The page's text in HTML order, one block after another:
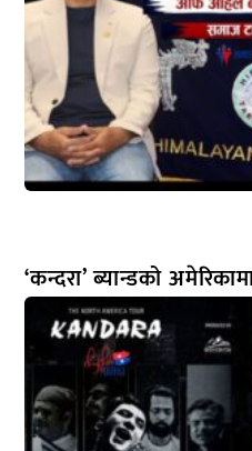
‘कन्दरा’ ब्यान्डको